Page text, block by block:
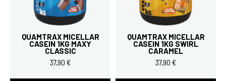
QUAMTRAX MICELLAR
CASEIN 1KG MAXY
CLASSIC
37,90 €
QUAMTRAX MICELLAR
CASEIN 1KG SWIRL
CARAMEL
37,90 €